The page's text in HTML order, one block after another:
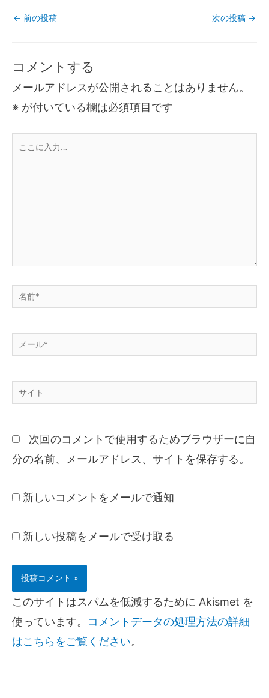
← 前の投稿 次の投稿 →
コメントする
メールアドレスが公開されることはありません。
※ が付いている欄は必須項目です
次回のコメントで使用するためブラウザーに自
分の名前、メールアドレス、サイトを保存する。
新しいコメントをメールで通知
新しい投稿をメールで受け取る
このサイトはスパムを低減するために Akismet を
使っています。 コメントデータの処理方法の詳細
はこちらをご覧ください。